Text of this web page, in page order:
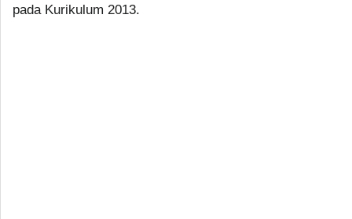
pada Kurikulum 2013.